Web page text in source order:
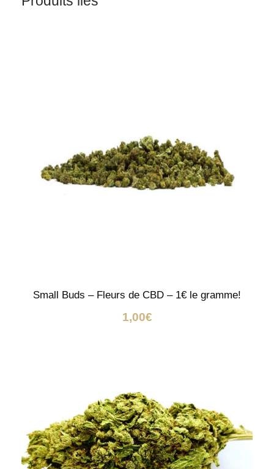
Small Buds – Fleurs de CBD – 1€ le gramme!
1,00€